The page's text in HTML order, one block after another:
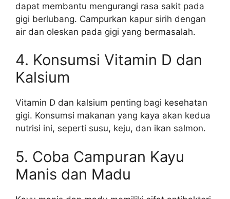
dapat membantu mengurangi rasa sakit pada
gigi berlubang. Campurkan kapur sirih dengan
air dan oleskan pada gigi yang bermasalah.
4. Konsumsi Vitamin D dan
Kalsium
Vitamin D dan kalsium penting bagi kesehatan
gigi. Konsumsi makanan yang kaya akan kedua
nutrisi ini, seperti susu, keju, dan ikan salmon.
5. Coba Campuran Kayu
Manis dan Madu